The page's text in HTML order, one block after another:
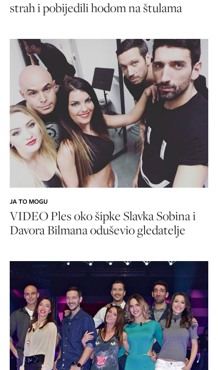
strah i pobijedili hodom na štulama
JA TO MOGU
VIDEO Ples oko šipke Slavka Sobina i
Davora Bilmana oduševio gledatelje